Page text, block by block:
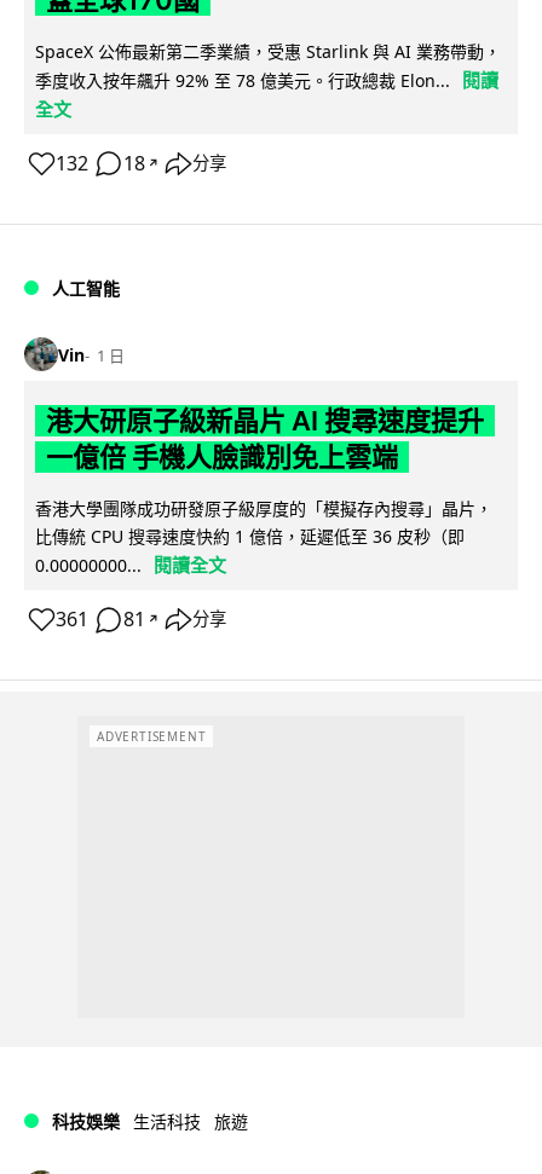
SpaceX 公佈最新第二季業績，受惠 Starlink 與 AI 業務帶動，
季度收入按年飆升 92% 至 78 億美元。行政總裁 Elon...
閱讀
全文
132 18 ↗ 分享
人工智能
Vin 1 日
港大研原子級新晶片 AI 搜尋速度提升
一億倍 手機人臉識別免上雲端
香港大學團隊成功研發原子級厚度的「模擬存內搜尋」晶片，
比傳統 CPU 搜尋速度快約 1 億倍，延遲低至 36 皮秒（即
0.00000000...
閱讀全文
361 81 ↗ 分享
ADVERTISEMENT
科技娛樂 生活科技 旅遊